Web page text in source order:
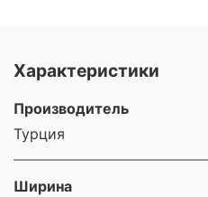
Характеристики
Производитель
Турция
Ширина